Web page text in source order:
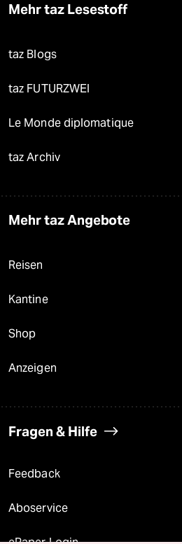
Mehr taz Lesestoff
taz Blogs
taz FUTURZWEI
Le Monde diplomatique
taz Archiv
Mehr taz Angebote
Reisen
Kantine
Shop
Anzeigen
Fragen & Hilfe
Feedback
Aboservice